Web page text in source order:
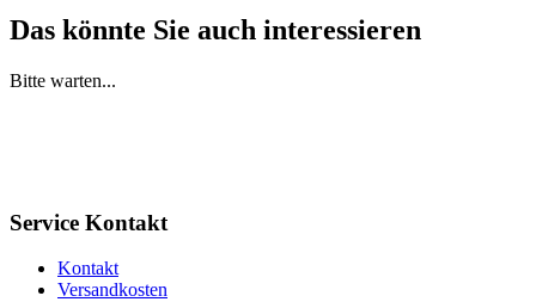
Das könnte Sie auch interessieren
Bitte warten...
Service Kontakt
Kontakt
Versandkosten